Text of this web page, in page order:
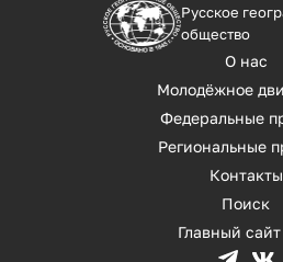
Русское
общество
О нас
Молодёжное
Федеральные
Региональные
Контакты
Поиск
Главный